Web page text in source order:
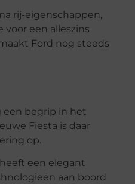
rij-eigenschappen,
een alleszins
Ford nog steeds
een begrip in het
Fiesta is daar
op.
een elegant
aan boord